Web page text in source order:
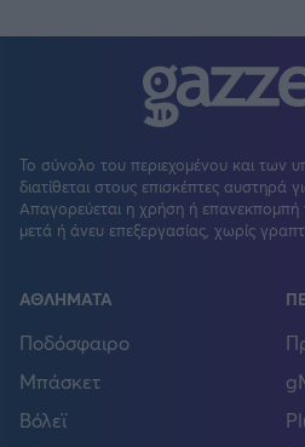
Το σύνολο του περιεχομένου και των
διατίθεται στους επισκέπτες αυστηρά
Απαγορεύεται η χρήση ή επανεκπομπή
μετά ή άνευ επεξεργασίας, χωρίς
ΑΘΛΗΜΑΤΑ
Ποδόσφαιρο
Μπάσκετ
Βόλεϊ